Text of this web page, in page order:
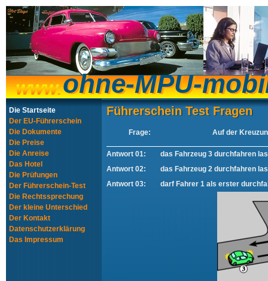
ohne-MPU-
ohne-MPU-
Die Startseite
Der EU-Führerschein
Die Dokumente
Die Preise
Die Anreise
Das Hotel
Die Prüfungen
Der Führerschein-Test
Die Rechtssprechung
Der kleine Unterschied
Der Kontakt
Datenschutzerklärung
Das Impressum
Führerschein Test Fragen
Führerschein Test Fragen
Frage: Auf der
Antwort 01:
das Fahrzeug 3 durchfahren
Antwort 02:
das Fahrzeug 2 durchfahren
Antwort 03:
darf Fahrer 1 als erster